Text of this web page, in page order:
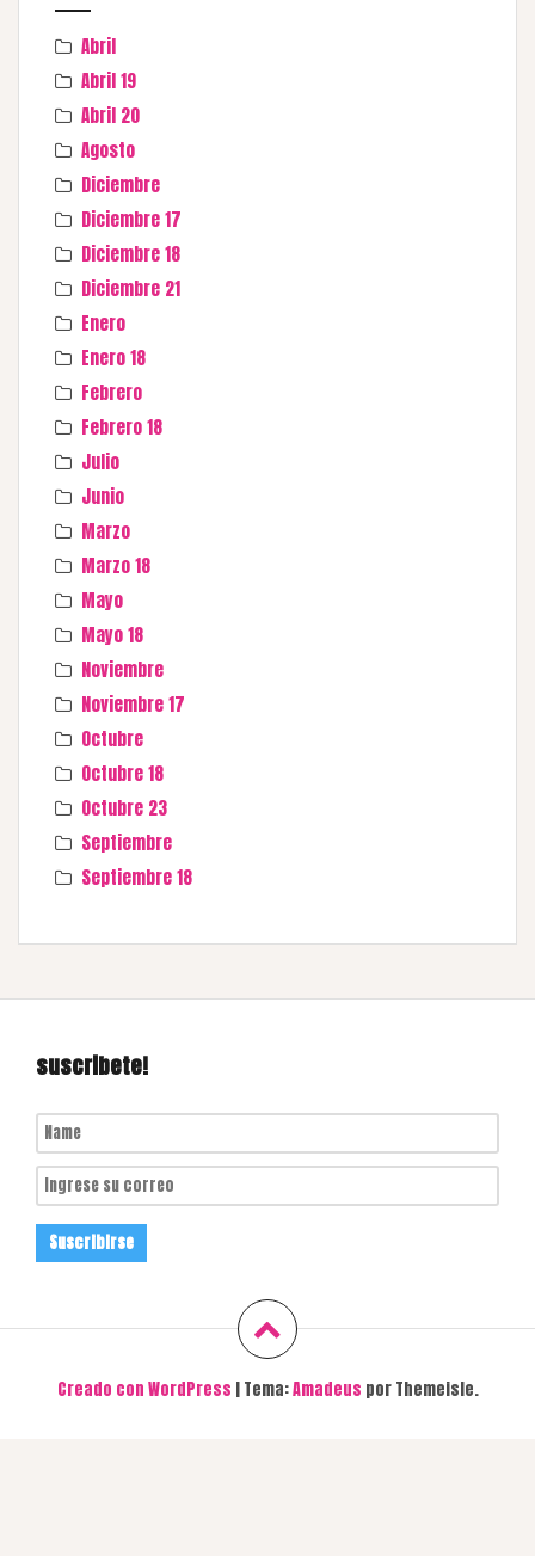
Abril
Abril 19
Abril 20
Agosto
Diciembre
Diciembre 17
Diciembre 18
Diciembre 21
Enero
Enero 18
Febrero
Febrero 18
Julio
Junio
Marzo
Marzo 18
Mayo
Mayo 18
Noviembre
Noviembre 17
Octubre
Octubre 18
Octubre 23
Septiembre
Septiembre 18
suscribete!
Creado con WordPress |Tema:Amadeus por Themeisle.